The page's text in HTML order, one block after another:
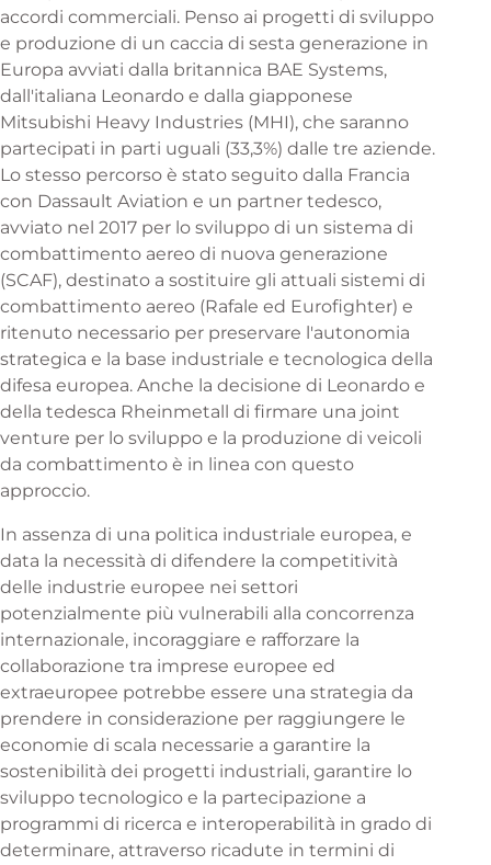
accordi commerciali. Penso ai progetti di sviluppo
e produzione di un caccia di sesta generazione in
Europa avviati dalla britannica BAE Systems,
dall'italiana Leonardo e dalla giapponese
Mitsubishi Heavy Industries (MHI), che saranno
partecipati in parti uguali (33,3%) dalle tre aziende.
Lo stesso percorso è stato seguito dalla Francia
con Dassault Aviation e un partner tedesco,
avviato nel 2017 per lo sviluppo di un sistema di
combattimento aereo di nuova generazione
(SCAF), destinato a sostituire gli attuali sistemi di
combattimento aereo (Rafale ed Eurofighter) e
ritenuto necessario per preservare l'autonomia
strategica e la base industriale e tecnologica della
difesa europea. Anche la decisione di Leonardo e
della tedesca Rheinmetall di firmare una joint
venture per lo sviluppo e la produzione di veicoli
da combattimento è in linea con questo
approccio.
In assenza di una politica industriale europea, e
data la necessità di difendere la competitività
delle industrie europee nei settori
potenzialmente più vulnerabili alla concorrenza
internazionale, incoraggiare e rafforzare la
collaborazione tra imprese europee ed
extraeuropee potrebbe essere una strategia da
prendere in considerazione per raggiungere le
economie di scala necessarie a garantire la
sostenibilità dei progetti industriali, garantire lo
sviluppo tecnologico e la partecipazione a
programmi di ricerca e interoperabilità in grado di
determinare, attraverso ricadute in termini di